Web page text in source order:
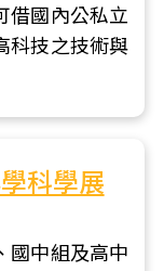
借國內公私立
科技之技術與
科學展
國中組及高中